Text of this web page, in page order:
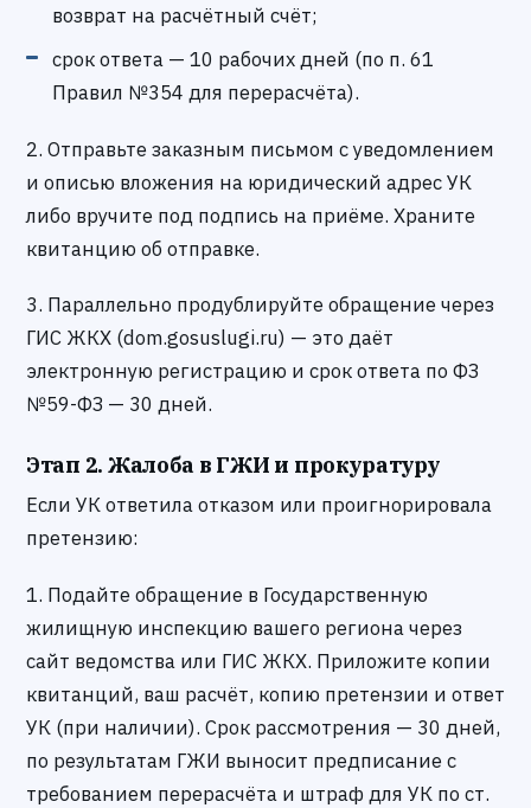
возврат на расчётный счёт;
срок ответа — 10 рабочих дней (по п. 61
Правил №354 для перерасчёта).
2. Отправьте заказным письмом с уведомлением
и описью вложения на юридический адрес УК
либо вручите под подпись на приёме. Храните
квитанцию об отправке.
3. Параллельно продублируйте обращение через
ГИС ЖКХ (dom.gosuslugi.ru) — это даёт
электронную регистрацию и срок ответа по ФЗ
№59-ФЗ — 30 дней.
Этап 2. Жалоба в ГЖИ и прокуратуру
Если УК ответила отказом или проигнорировала
претензию:
1. Подайте обращение в Государственную
жилищную инспекцию вашего региона через
сайт ведомства или ГИС ЖКХ. Приложите копии
квитанций, ваш расчёт, копию претензии и ответ
УК (при наличии). Срок рассмотрения — 30 дней,
по результатам ГЖИ выносит предписание с
требованием перерасчёта и штраф для УК по ст.